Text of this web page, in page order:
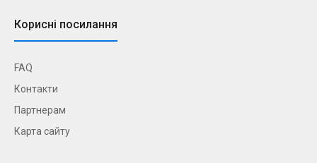
Корисні посилання
FAQ
Контакти
Партнерам
Карта сайту